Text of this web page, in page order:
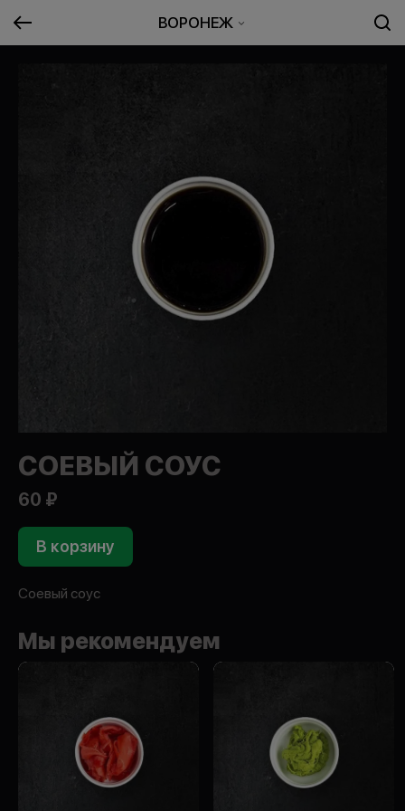
ВОРОНЕЖ
СОЕВЫЙ СОУС
60 ₽
В корзину
Соевый соус
Мы рекомендуем